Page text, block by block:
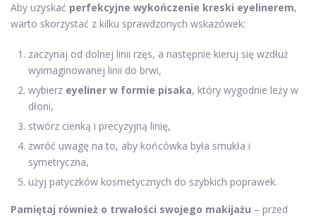
Aby uzyskać perfekcyjne wykończenie kreski eyelinerem,
warto skorzystać z kilku sprawdzonych wskazówek:
zaczynaj od dolnej linii rzęs, a następnie kieruj się wzdłuż
wyimaginowanej linii do brwi,
wybierz eyeliner w formie pisaka, który wygodnie leży w
dłoni,
stwórz cienką i precyzyjną linię,
zwróć uwagę na to, aby końcówka była smukła i
symetryczna,
użyj patyczków kosmetycznych do szybkich poprawek.
Pamiętaj również o trwałości swojego makijażu – przed